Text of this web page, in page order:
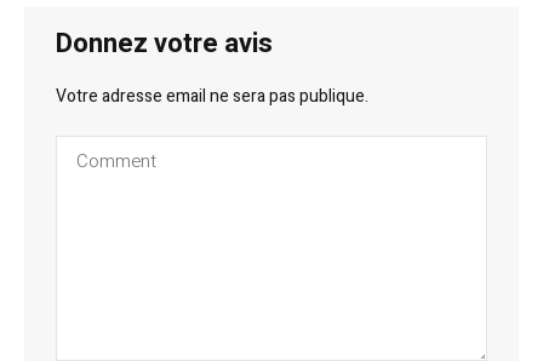
Donnez votre avis
Votre adresse email ne sera pas publique.